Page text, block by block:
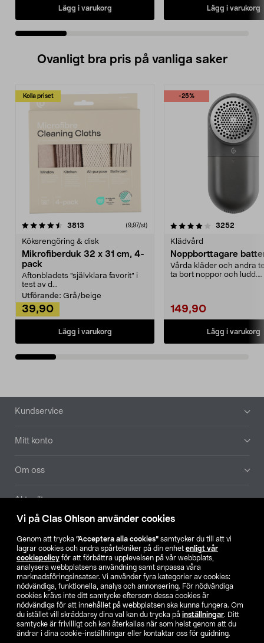
Vi på Clas Ohlson använder cookies
Genom att trycka ”Acceptera alla cookies” samtycker du till att vi
lagrar cookies och andra spårtekniker på din enhet enligt vår
cookiepolicy för att förbättra upplevelsen på vår webbplats,
analysera webbplatsens användning samt anpassa våra
marknadsföringsinsatser. Vi använder fyra kategorier av cookies:
nödvändiga, funktionella, analys och annonsering. För nödvändiga
cookies krävs inte ditt samtycke eftersom dessa cookies är
nödvändiga för att innehållet på webbplatsen ska kunna fungera. Om
du istället vill skräddarsy dina val kan du trycka på inställningar. Ditt
samtycke är frivilligt och kan återkallas när som helst genom att du
ändrar i dina cookie-inställningar eller kontaktar oss för guidning.
Lägg i varukorg Lägg i varukorg
Ovanligt bra pris på vanliga saker
Kolla priset
3813 (9,97/st)
Köksrengöring & disk
Mikrofiberduk 32 x 31 cm, 4-
pack
Aftonbladets "självklara favorit” i
test av d...
Utförande: Grå/beige
39,90
Lägg i varukorg
-25%
4.0av 5 stjärnor 3252
Klädvård
Noppborttagare
Vårda kläder och andra
ta bort noppor och ludd.
149,90
Lägg i varukorg
4.5av 5 stjärnor
Sidfot
Kundservice
Mitt konto
Om oss
Aktuellt
Hitta butik
SE NO FI